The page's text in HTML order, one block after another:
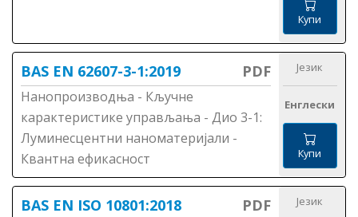
Купи
BAS EN 62607-3-1:2019 PDF
Нанопроизводња - Кључне
карактеристике управљања - Дио 3-1:
Луминесцентни наноматеријали -
Квантна ефикасност
Језик
Енглески
Купи
BAS EN ISO 10801:2018 PDF Језик